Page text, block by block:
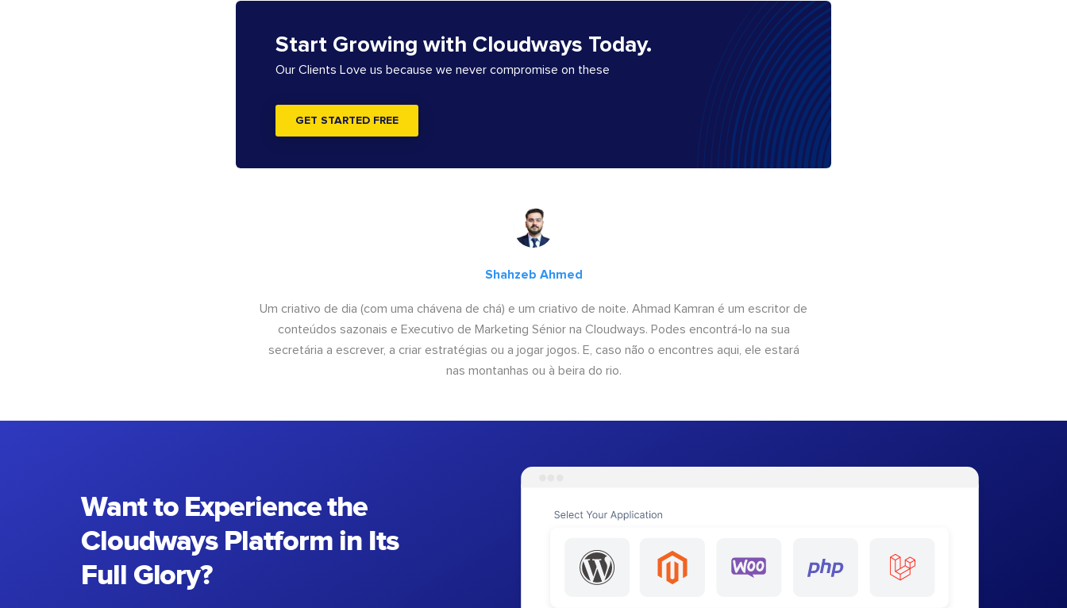
Start Growing with Cloudways Today.
Our Clients Love us because we never compromise on these
GET STARTED FREE
Shahzeb Ahmed
Um criativo de dia (com uma chávena de chá) e um criativo de noite. Ahmad Kamran é um escritor de
conteúdos sazonais e Executivo de Marketing Sénior na Cloudways. Podes encontrá-lo na sua
secretária a escrever, a criar estratégias ou a jogar jogos. E, caso não o encontres aqui, ele estará
nas montanhas ou à beira do rio.
Want to Experience the
Cloudways Platform in Its
Full Glory?